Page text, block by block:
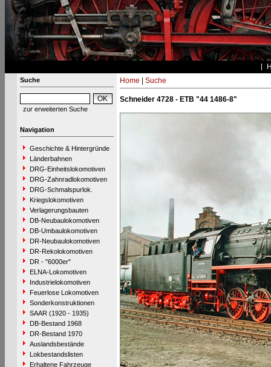
Suche
zur erweiterten Suche
Navigation
Geschichte & Hintergründe
Länderbahnen
DRG-Einheitslokomotiven
DRG-Zahnradlokomotiven
DRG-Schmalspurlok.
Kriegslokomotiven
Verlagerungsbauten
DB-Neubaulokomotiven
DB-Umbaulokomotiven
DR-Neubaulokomotiven
DR-Rekolokomotiven
DR - "6000er"
ELNA-Lokomotiven
Industrielokomotiven
Feuerlose Lokomotiven
Sonderkonstruktionen
SAAR (1920 - 1935)
DB-Bestand 1968
DR-Bestand 1970
Auslandsbestände
Lokbestandslisten
Erhaltene Fahrzeuge
Home Suche
Schneider 4728 - ETB "44 1486-8"